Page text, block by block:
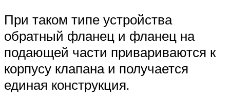
При таком типе устройства
обратный фланец и фланец на
подающей части привариваются к
корпусу клапана и получается
единая конструкция.